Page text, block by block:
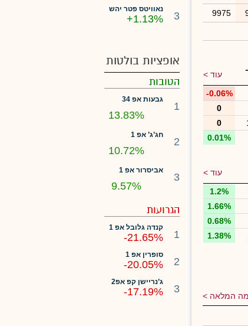
9975
עוד >
-0.06%
0
0
0.01%
עוד >
1.2%
1.66%
0.68%
1.38%
המלאה
3
נאוויטס פטר יהש
+1.13%
אופציות בולטות
הטובות
1
גבעות אפ 34
13.83%
2
חג’ג’ אפ 1
10.72%
3
אביסרור אפ 1
9.57%
הגרועות
1
קנדה גלובל אפ 1
-21.65%
2
סופרין אפ 1
-20.05%
3
ג’נריישן קפ אפ2
-17.19%